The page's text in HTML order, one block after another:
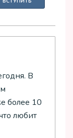
В
более 10
любит